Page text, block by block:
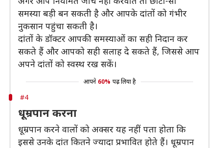
समस्या बड़ी बन सकती है और आपके दांतों को गंभीर
नुकसान पहुंचा सकती है।
दांतों के डॉक्टर आपकी समस्याओं का सही निदान कर
सकते हैं और आपको सही सलाह दे सकते हैं, जिससे आप
अपने दांतों को स्वस्थ रख सकें।
आपने 60% पढ़ लिया है
#4
धूम्रपान करना
धूम्रपान करने वालों को अक्सर यह नहीं पता होता कि
इससे उनके दांत कितने ज्यादा प्रभावित होते हैं। धूम्रपान